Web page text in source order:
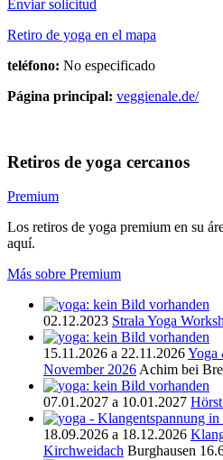
Enviar solicitud
Retiro de yoga en el mapa
teléfono: No especificado
Página principal: veggienale.de/
Retiros de yoga cercanos
Premium
Los retiros de yoga premium en su
aquí.
Más sobre Premium
02.12.2023 Strala Yoga
15.11.2026 a 22.11.2026Yoga
November 2026 Achim bei
07.01.2027 a 10.01.2027
18.09.2026 a 18.12.2026
Kirchweidach Burghausen